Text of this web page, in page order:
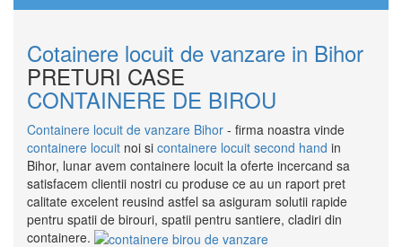
Cotainere locuit de vanzare in Bihor
PRETURI CASE
CONTAINERE DE BIROU
Containere locuit de vanzare Bihor - firma noastra vinde
containere locuit noi si containere locuit second hand in
Bihor, lunar avem containere locuit la oferte incercand sa
satisfacem clientii nostri cu produse ce au un raport pret
calitate excelent reusind astfel sa asiguram solutii rapide
pentru spatii de birouri, spatii pentru santiere, cladiri din
containere.